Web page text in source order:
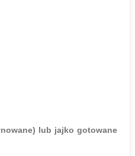
lub jajko gotowane